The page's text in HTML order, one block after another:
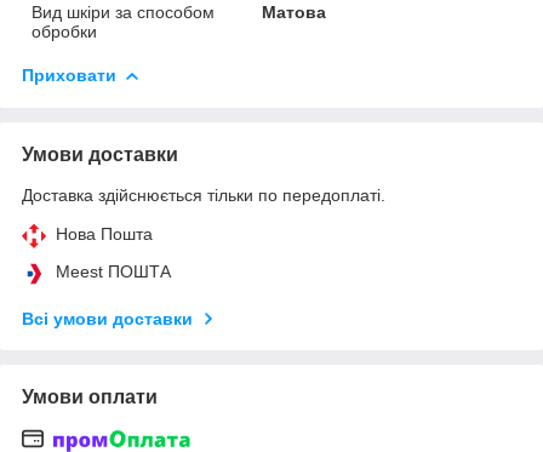
Вид шкіри за способом
обробки
Матова
Приховати
Умови доставки
Доставка здійснюється тільки по передоплаті.
Нова Пошта
Meest ПОШТА
Всі умови доставки
Умови оплати